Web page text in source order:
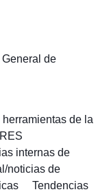
de
de la
internas de
noticias de
Tendencias